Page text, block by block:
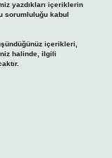
yazdıkları içeriklerin
sorumluluğu kabul
içerikleri,
halinde, ilgili